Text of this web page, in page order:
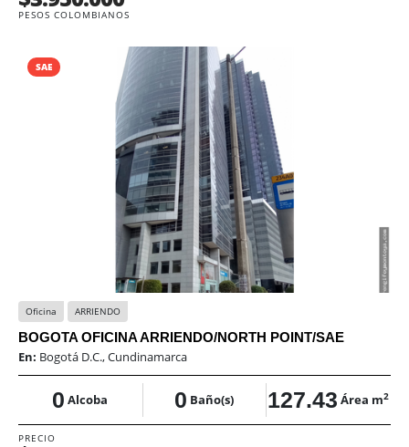
PESOS COLOMBIANOS
SAE
Oficina ARRIENDO
BOGOTA OFICINA ARRIENDO/NORTH POINT/SAE
En: Bogotá D.C., Cundinamarca
0 Alcoba 0 Baño(s) 127.43 Área m2
PRECIO